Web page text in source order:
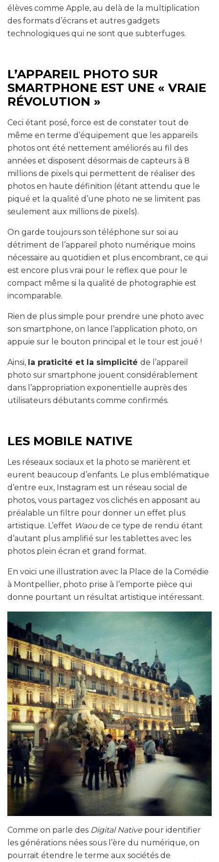
élèves comme Apple, au delà de la multiplication
des formats d’écrans et autres gadgets
technologiques qui ne sont que subterfuges.
L’APPAREIL PHOTO SUR
SMARTPHONE EST UNE « VRAIE
RÉVOLUTION »
Ceci étant posé, force est de constater tout de
même en terme d’équipement que les appareils
photos ont été nettement améliorés au fil des
années et disposent désormais de capteurs à 8
millions de pixels qui permettent de réaliser des
photos en haute définition (étant attendu que le
piqué et la qualité d’une photo ne se limitent pas
seulement aux millions de pixels).
On garde toujours son téléphone sur soi au
détriment de l’appareil photo numérique moins
nécessaire au quotidien et plus encombrant, ce qui
est encore plus vrai pour le reflex que pour le
compact même si la qualité de photographie est
incomparable.
Rien de plus simple pour prendre une photo avec
son smartphone, on lance l’application photo, on
appuie sur le bouton principal et le tour est joué !
Ainsi, la praticité et la simplicité de l’appareil
photo sur smartphone jouent considérablement
dans l’appropriation exponentielle auprès des
utilisateurs débutants comme confirmés.
LES MOBILE NATIVE
Les réseaux sociaux et la photo se marièrent et
eurent beaucoup d’enfants. Le plus emblématique
d’entre eux, Instagram est un réseau social de
photos, vous partagez vos clichés en apposant au
préalable un filtre pour donner un effet plus
artistique. L’effet Waou de ce type de rendu étant
d’autant plus amplifié sur les tablettes avec les
photos plein écran et grand format.
En voici une illustration avec la Place de la Comédie
à Montpellier, photo prise à l’emporte pièce qui
donne pourtant un résultat artistique intéressant.
Comme on parle des Digital Native pour identifier
les générations nées sous l’ère du numérique, on
pourrait étendre le terme aux sociétés de